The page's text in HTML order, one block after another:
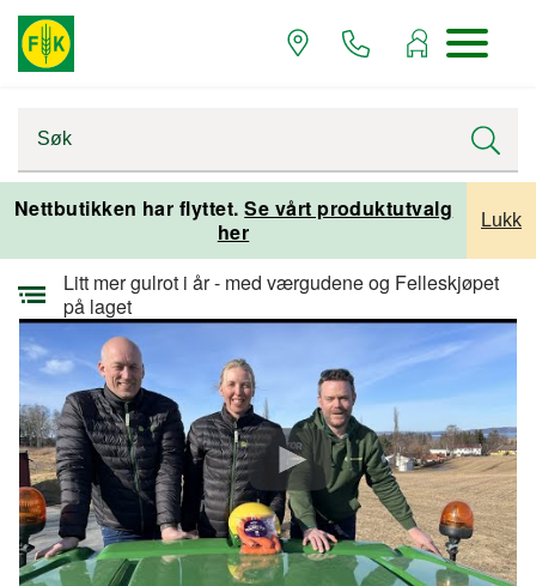
Nettbutikken har flyttet.Se vårt produktutvalg
her
Lukk
Alle artikler
Alle artikler planteproduksjon
Alle artikler grønnsaksproduksjon
Litt mer gulrot i år - med værgudene og Felleskjøpet
på laget